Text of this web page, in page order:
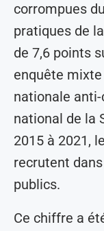
corrompues
pratiques de
de 7,6 points
enquête
nationale
national de la
2015 à 2021,
recrutent
publics.
Ce chiffre a